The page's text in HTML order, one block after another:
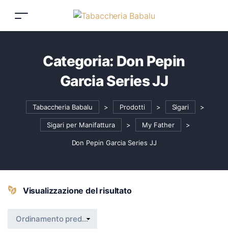
Categoria: Don Pepin
Garcia Series JJ
Tabaccheria Babalu > Prodotti > Sigari >
Sigari per Manifattura > My Father >
Don Pepin Garcia Series JJ
Visualizzazione del risultato